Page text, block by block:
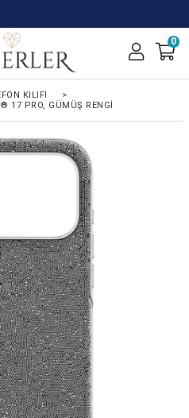
0
KILIFI
>
17 PRO, GÜMÜŞ RENGI